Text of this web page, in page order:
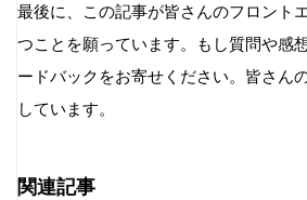
最後に、この記事が皆さんのフロント
つことを願っています。もし質問や感
ードバックをお寄せください。皆さん
しています。
関連記事